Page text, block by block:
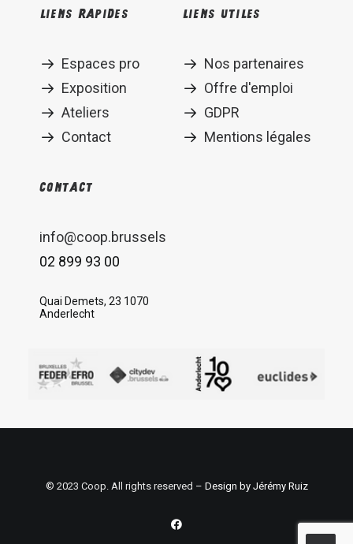
Liens rapides
Espaces pro
Exposition
Ateliers
Contact
Liens utiles
Nos partenaires
Offre d'emploi
GDPR
Mentions légales
Contact
info@coop.brussels
02 899 93 00
Quai Demets, 23 1070
Anderlecht
© 2023 Coop. All rights reserved – Design by Jérémy Ruiz